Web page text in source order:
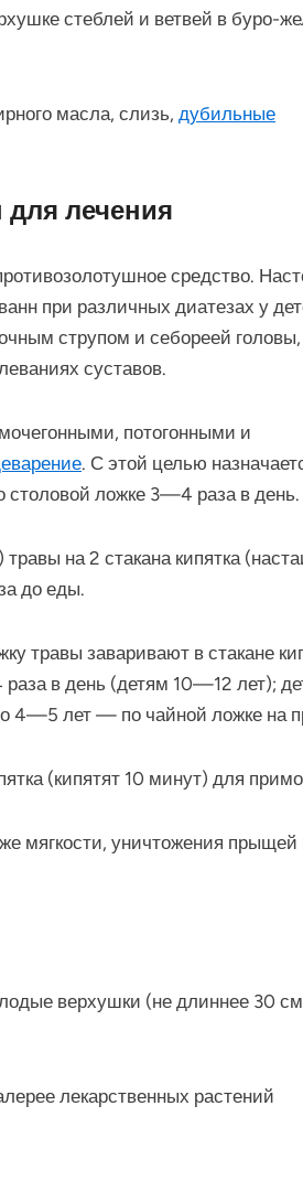
стеблей и ветвей в буро-
масла, слизь, дубильные
лечения
средство.
при различных диатезах у
струпом и себореей
суставов.
потогонными и
. С этой целью
ложке 3—4 раза в день.
на 2 стакана кипятка
до еды.
травы заваривают в стакане
в день (детям 10—12 лет);
4—5 лет — по чайной ложке на
(кипятят 10 минут) для
мягкости, уничтожения прыщей
верхушки (не длиннее 30
лекарственных растений